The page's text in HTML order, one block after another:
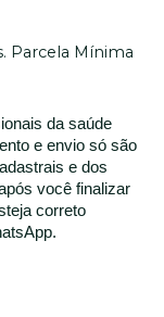
Parcela Mínima
da saúde
e envio só são
e dos
você finalizar
correto